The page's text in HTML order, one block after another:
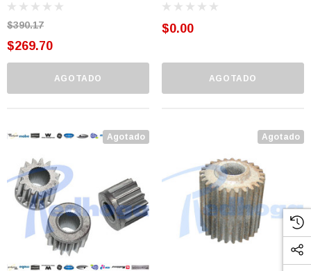
DESCONTINUADO (35-4899)
$390.17
$269.70
AGOTADO
$0.00
AGOTADO
Agotado Agotado